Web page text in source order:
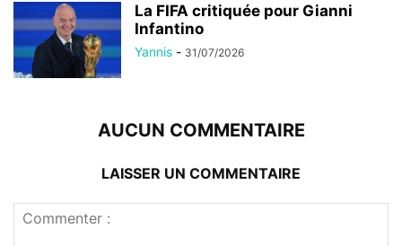
La FIFA critiquée pour Gianni
Infantino
Yannis - 31/07/2026
AUCUN COMMENTAIRE
LAISSER UN COMMENTAIRE